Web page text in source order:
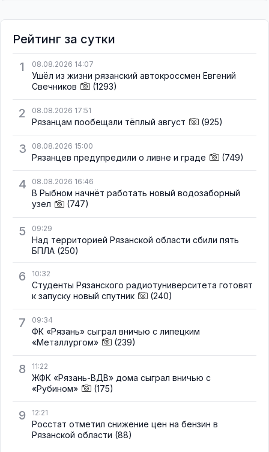
Рейтинг за сутки
1
08.08.2026 14:07
Ушёл из жизни рязанский автокроссмен Евгений
Свечников
(1293)
2 08.08.2026 17:51
Рязанцам пообещали тёплый август (925)
3 08.08.2026 15:00
Рязанцев предупредили о ливне и граде (749)
4 08.08.2026 16:46
В Рыбном начнёт работать новый водозаборный
узел
(747)
5 09:29
Над территорией Рязанской области сбили пять
БПЛА (250)
6 10:32
Студенты Рязанского радиотуниверситета готовят
к запуску новый спутник
(240)
7 09:34
ФК «Рязань» сыграл вничью с липецким
«Металлургом»
(239)
8 11:22
ЖФК «Рязань-ВДВ» дома сыграл вничью с
«Рубином»
(175)
9 12:21
Росстат отметил снижение цен на бензин в
Рязанской области (88)